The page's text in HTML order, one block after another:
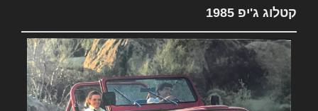
קטלוג ג'יפ 1985